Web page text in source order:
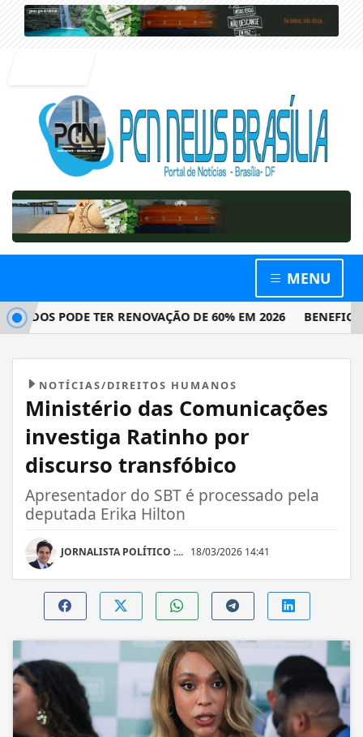
MENU
PODE TER RENOVAÇÃO DE 60% EM 2026
NOTÍCIAS/DIREITOS HUMANOS
Ministério das Comunicações
investiga Ratinho por
discurso transfóbico
Apresentador do SBT é processado pela
deputada Erika Hilton
JORNALISTA POLÍTICO :... 18/03/2026 14:41